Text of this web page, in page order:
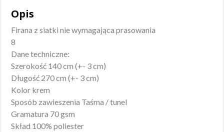
Opis
Firana z siatki nie wymagająca prasowania
8
Dane techniczne:
Szerokość 140 cm (+- 3 cm)
Długość 270 cm (+- 3 cm)
Kolor krem
Sposób zawieszenia Taśma / tunel
Gramatura 70 gsm
Skład 100% poliester